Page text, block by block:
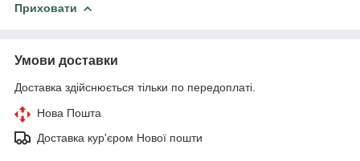
Приховати
Умови доставки
Доставка здійснюється тільки по передоплаті.
Нова Пошта
Доставка кур'єром Нової пошти